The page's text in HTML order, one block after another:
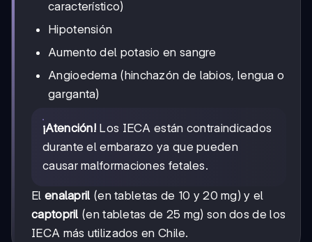
característico)
Hipotensión
Aumento del potasio en sangre
Angioedema (hinchazón de labios, lengua o
garganta)
¡Atención! Los IECA están contraindicados
durante el embarazo ya que pueden
causar malformaciones fetales.
El enalapril (en tabletas de 10 y 20 mg) y el
captopril (en tabletas de 25 mg) son dos de los
IECA más utilizados en Chile.